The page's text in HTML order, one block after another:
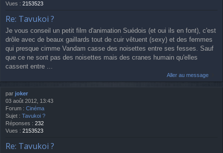
Vues : 2153523
Re: Tavukoi ?
Je vous conseil un petit film d'animation Suédois (et oui ils en font), c'est
drôle avec de beaux gaillards tout de cuir vêtuent (sexy) et des femmes
qui presque cimme Vandam casse des noisettes entre ses fesses. Sauf
que ce ne sont pas des noisettes mais des cranes humain qu'elles
cassent entre ...
Aller au message
par joker
03 août 2012, 13:43
Forum : Cinéma
Sujet : Tavukoi ?
Réponses : 232
Vues : 2153523
Re: Tavukoi ?